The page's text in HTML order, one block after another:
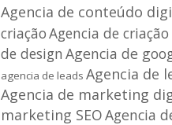
Agencia de conteúdo
criaçãoAgencia de
de design Agencia de
agencia de leads Agencia de
Agencia de marketing
marketing SEOAgencia